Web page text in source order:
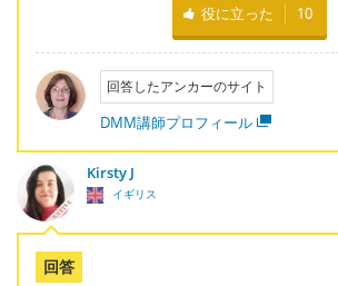
役に立った 10
回答したアンカーのサイト
DMM講師プロフィール
Kirsty J
イギリス
回答